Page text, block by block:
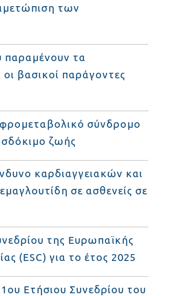
των
παραμένουν τα
οι βασικοί παράγοντες
σύνδρομο
ζωής
καρδιαγγειακών και
σε ασθενείς σε
της Ευρωπαϊκής
(ESC) για το έτος 2025
Ετήσιου Συνεδρίου του